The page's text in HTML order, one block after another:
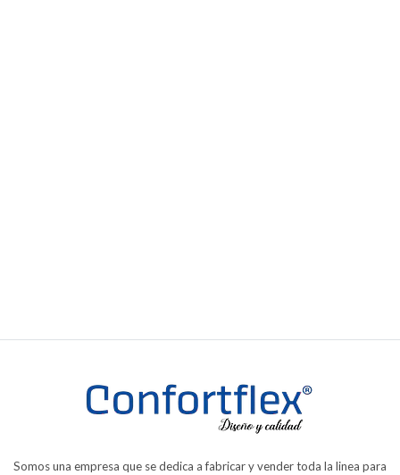
Somos una empresa que se dedica a fabricar y vender toda la linea para